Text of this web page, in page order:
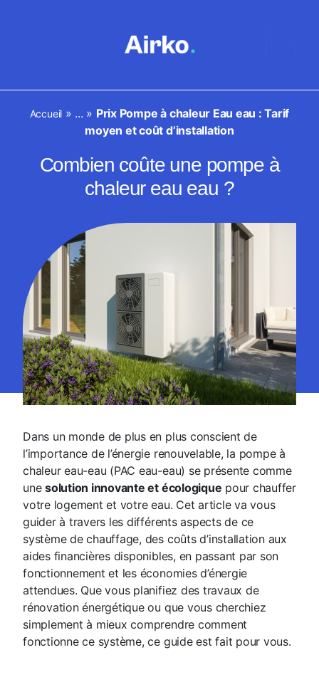
Accueil » ... » Prix Pompe à chaleur Eau eau : Tarif
moyen et coût d’installation
Combien coûte une pompe à
chaleur eau eau ?
Dans un monde de plus en plus conscient de
l’importance de l’énergie renouvelable, la pompe à
chaleur eau-eau (PAC eau-eau) se présente comme
unesolution innovante et écologique pour chauffer
votre logement et votre eau. Cet article va vous
guider à travers les différents aspects de ce
système de chauffage, des coûts d’installation aux
aides financières disponibles, en passant par son
fonctionnement et les économies d’énergie
attendues. Que vous planifiez des travaux de
rénovation énergétique ou que vous cherchiez
simplement à mieux comprendre comment
fonctionne ce système, ce guide est fait pour vous.